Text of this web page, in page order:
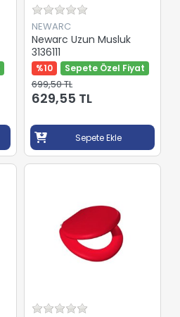
NEWARC
Newarc Uzun Musluk
3136111
%10 Sepete Özel Fiyat
699,50 TL
629,55 TL
Sepete Ekle